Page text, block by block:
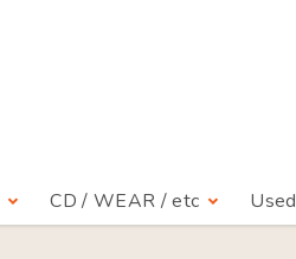
CD / WEAR / etc Used